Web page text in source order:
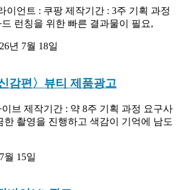
이언트 : 쿠팡 제작기간 : 3주 기획 과정
런칭을 위한 빠른 결과물이 필요,
년 7월 18일
감편〉뷰티 제품광고
브 제작기간 : 약 8주 기획 과정 요구사
한 촬영을 진행하고 색감이 기억에 남도
월 15일